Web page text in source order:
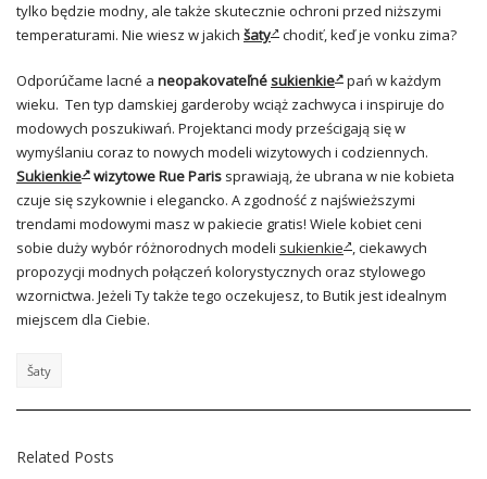
tylko będzie modny, ale także skutecznie ochroni przed niższymi
temperaturami. Nie wiesz w jakich šaty chodiť, keď je vonku zima?
Odporúčame lacné a neopakovateľnésukienkie
pań w każdym
wieku. Ten typ damskiej garderoby wciąż zachwyca i inspiruje do
modowych poszukiwań. Projektanci mody prześcigają się w
wymyślaniu coraz to nowych modeli wizytowych i codziennych.
Sukienkie
wizytowe Rue Paris sprawiają, że ubrana w nie kobieta
czuje się szykownie i elegancko. A zgodność z najświeższymi
trendami modowymi masz w pakiecie gratis! Wiele kobiet ceni
sobie duży wybór różnorodnych modeli sukienkie , ciekawych
propozycji modnych połączeń kolorystycznych oraz stylowego
wzornictwa. Jeżeli Ty także tego oczekujesz, to Butik jest idealnym
miejscem dla Ciebie.
Šaty
Related Posts